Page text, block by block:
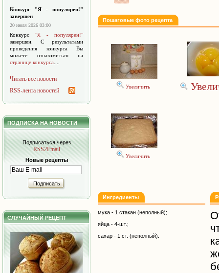
Конкурс "Я - популярен!"
завершен
20 июля 2026 03:00
Конкурс "Я - популярен!"
завершен. С результатами
проведения конкурса Вы
можете ознакомиться на
странице конкурса
Читать все новости
RSS-лента новостей
ПОДПИСКА НА НОВОСТИ
Подписаться через
RSS2Email
Новые рецепты
Подписать
СЛУЧАЙНЫЙ РЕЦЕПТ
Пошаговые фото рецепта
Увеличить
Увеличить
Ингредиенты
мука - 1 стакан (неполный);
яйца - 4-шт.;
сахар - 1 ст. (неполный).